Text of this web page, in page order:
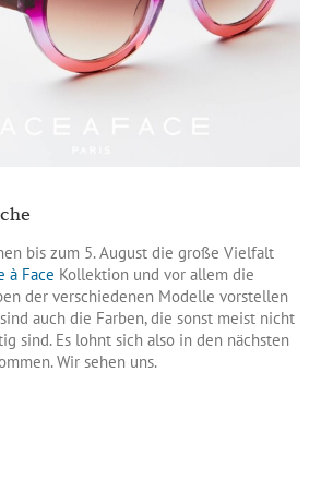
bis zum 5. August die große Vielfalt
à Face Kollektion und vor allem die
der verschiedenen Modelle vorstellen
auch die Farben, die sonst meist nicht
sind. Es lohnt sich also in den nächsten
Wir sehen uns.